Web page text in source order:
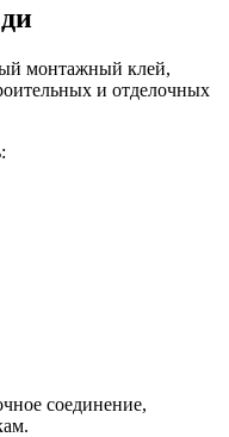
монтажный клей,
и отделочных
соединение,